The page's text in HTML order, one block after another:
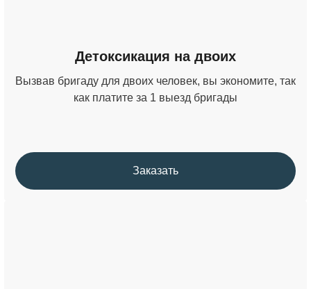
Детоксикация на двоих
Вызвав бригаду для двоих человек, вы экономите, так
как платите за 1 выезд бригады
Заказать